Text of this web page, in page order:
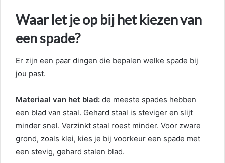
Waar let je op bij het kiezen van
een spade?
Er zijn een paar dingen die bepalen welke spade bij
jou past.
Materiaal van het blad: de meeste spades hebben
een blad van staal. Gehard staal is steviger en slijt
minder snel. Verzinkt staal roest minder. Voor zware
grond, zoals klei, kies je bij voorkeur een spade met
een stevig, gehard stalen blad.